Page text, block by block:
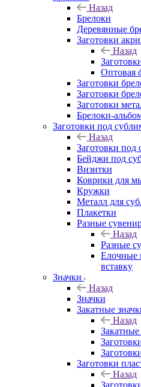
Назад
Брелоки
Деревянные
Заготовки
Назад
Оптовая
Заготовки
Заготовки
Заготовки
Брелоки-
Заготовки под
Назад
Заготовки
Бейджи под
Визитки
Коврики для
Кружки
Металл для
Плакетки
Разные
Назад
Разные
Елочные
вставку
Значки
Назад
Значки
Закатные
Назад
Закатные
Заготовки
Назад